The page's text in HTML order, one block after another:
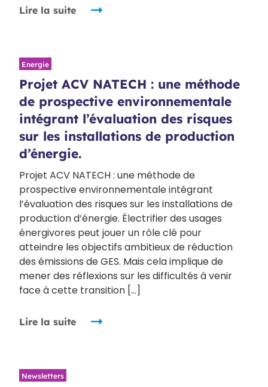
Lire la suite
Energie
Projet ACV NATECH : une méthode
de prospective environnementale
intégrant l’évaluation des risques
sur les installations de production
d’énergie.
Projet ACV NATECH : une méthode de
prospective environnementale intégrant
l’évaluation des risques sur les installations de
production d’énergie. Électrifier des usages
énergivores peut jouer un rôle clé pour
atteindre les objectifs ambitieux de réduction
des émissions de GES. Mais cela implique de
mener des réflexions sur les difficultés à venir
face à cette transition […]
Lire la suite
Newsletters